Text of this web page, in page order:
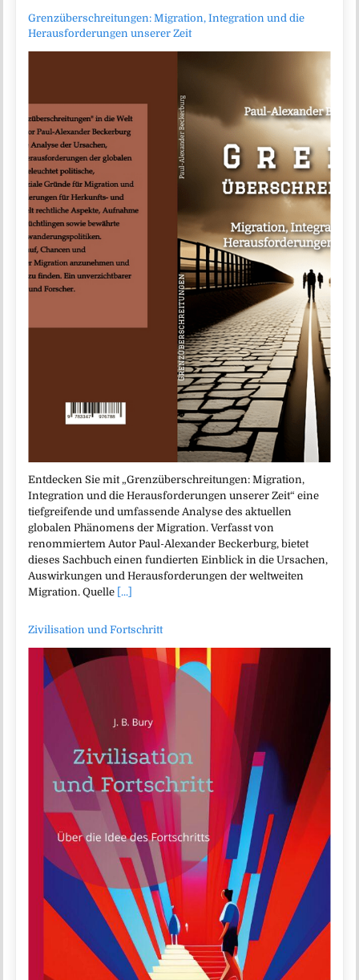
Grenzüberschreitungen: Migration, Integration und die
Herausforderungen unserer Zeit
Entdecken Sie mit „Grenzüberschreitungen: Migration,
Integration und die Herausforderungen unserer Zeit“ eine
tiefgreifende und umfassende Analyse des aktuellen
globalen Phänomens der Migration. Verfasst von
renommiertem Autor Paul-Alexander Beckerburg, bietet
dieses Sachbuch einen fundierten Einblick in die Ursachen,
Auswirkungen und Herausforderungen der weltweiten
Migration. Quelle [...]
Zivilisation und Fortschritt